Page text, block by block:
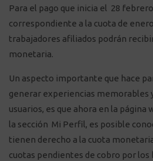
Para el pago que inicia el 28
correspondiente a la cuota de enero
trabajadores afiliados podrán
monetaria.
Un aspecto importante que hace
generar experiencias memorables
usuarios, es que ahora en la página
la sección Mi Perfil, es posible
tienen derecho a la cuota
cuotas pendientes de cobro por los